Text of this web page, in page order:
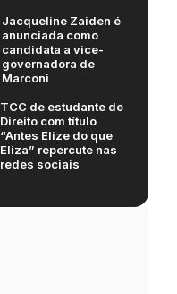
Jacqueline Zaiden é
anunciada como
candidata a vice-
governadora de
Marconi
TCC de estudante de
Direito com título
“Antes Elize do que
Eliza” repercute nas
redes sociais